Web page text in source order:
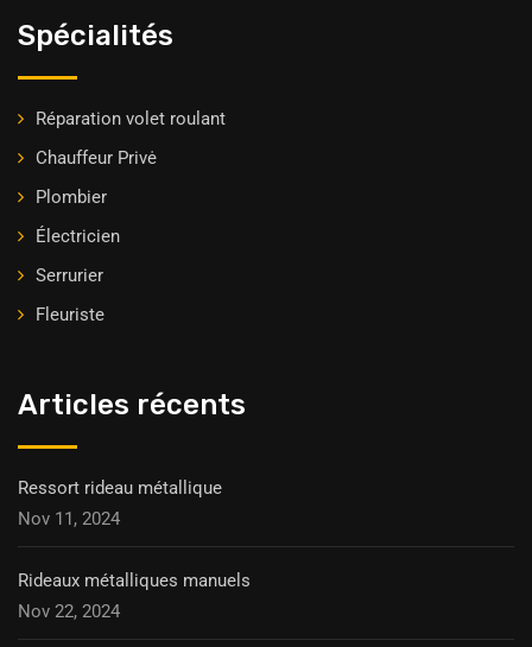
Spécialités
Réparation volet roulant
Chauffeur Privė
Plombier
Électricien
Serrurier
Fleuriste
Articles récents
Ressort rideau métallique
Nov 11, 2024
Rideaux métalliques manuels
Nov 22, 2024